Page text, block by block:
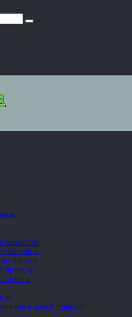
России
природе
помощь
в дикой природе